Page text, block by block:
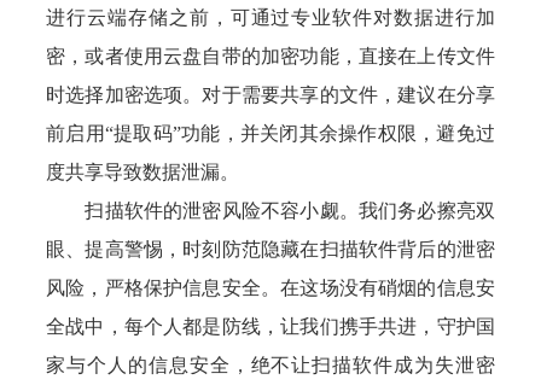
进行云端存储之前，可通过专业软件对数据进行加
密，或者使用云盘自带的加密功能，直接在上传文件
时选择加密选项。对于需要共享的文件，建议在分享
前启用“提取码”功能，并关闭其余操作权限，避免过
度共享导致数据泄漏。
扫描软件的泄密风险不容小觑。我们务必擦亮双
眼、提高警惕，时刻防范隐藏在扫描软件背后的泄密
风险，严格保护信息安全。在这场没有硝烟的信息安
全战中，每个人都是防线，让我们携手共进，守护国
家与个人的信息安全，绝不让扫描软件成为失泄密